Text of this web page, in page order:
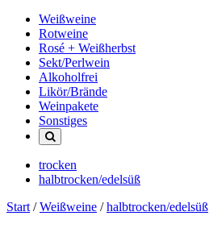
Weißweine
Rotweine
Rosé + Weißherbst
Sekt/Perlwein
Alkoholfrei
Likör/Brände
Weinpakete
Sonstiges
trocken
halbtrocken/edelsüß
Start /Weißweine /halbtrocken/edelsüß